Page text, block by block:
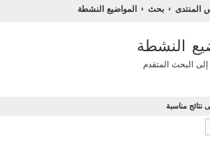
المنتدى بحث المواضيع النشطة
النشطة
البحث المتقدم
نتائج مناسبة